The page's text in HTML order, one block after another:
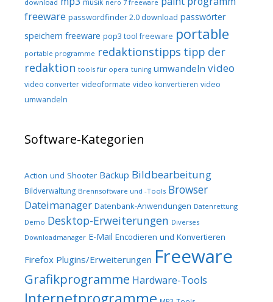
download
nero 7 freeware
freeware passwordfinder 2.0 download passwörter
speichern freeware pop3 tool freeware portable
portable programme redaktionstipps tipp der
redaktion tools für opera tuning umwandeln video
video converter videoformate video konvertieren video
umwandeln
Software-Kategorien
Action und Shooter Backup Bildbearbeitung
Bildverwaltung Brennsoftware und -Tools Browser
Dateimanager Datenbank-Anwendungen Datenrettung
Demo Desktop-Erweiterungen Diverses
Downloadmanager E-Mail Encodieren und Konvertieren
Firefox Plugins/Erweiterungen Freeware
Grafikprogramme Hardware-Tools